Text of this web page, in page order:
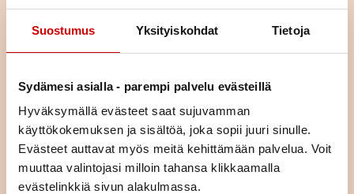
Suostumus Yksityiskohdat Tietoja
Sydämesi asialla - parempi palvelu evästeillä
Hyväksymällä evästeet saat sujuvamman
käyttökokemuksen ja sisältöä, joka sopii juuri sinulle.
Evästeet auttavat myös meitä kehittämään palvelua. Voit
muuttaa valintojasi milloin tahansa klikkaamalla
evästelinkkiä sivun alakulmassa.
Liity jäseneksi